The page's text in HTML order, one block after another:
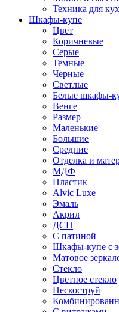
Техника для
Шкафы-купе
Цвет
Коричневые
Серые
Темные
Черные
Светлые
Белые шкафы-
Венге
Размер
Маленькие
Большие
Средние
Отделка и
МДФ
Пластик
Alvic Luxe
Эмаль
Акрил
ДСП
С патиной
Шкафы-купе с
Матовое
Стекло
Цветное стекло
Пескоструй